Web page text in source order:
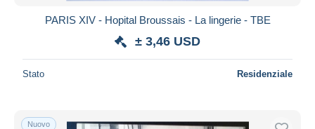
PARIS XIV - Hopital Broussais - La lingerie - TBE
± 3,46 USD
Stato Residenziale
Nuovo